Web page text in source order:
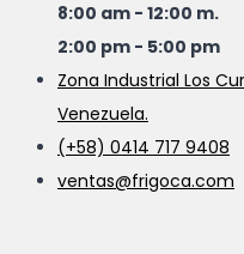
8:00 am - 12:00 m.
2:00 pm - 5:00 pm
Zona Industrial Los
Venezuela.
(+58) 0414 717 9408
ventas@frigoca.com